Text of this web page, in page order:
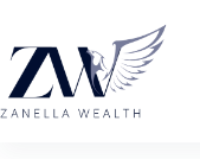
conteúdo